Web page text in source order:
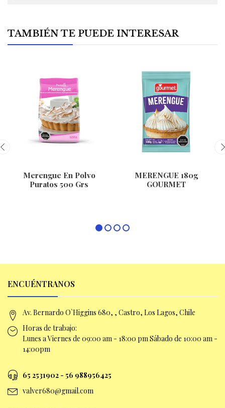
TAMBIÉN TE PUEDE INTERESAR
Merengue En Polvo
Puratos 500 Grs
MERENGUE 180g
GOURMET
ENCUÉNTRANOS
Av. Bernardo O`Higgins 680, , Castro, Los Lagos, Chile
Horas de trabajo:
Lunes a Viernes de 09:00 am - 18:00 pm Sábado de 10:00 am -
14:00pm
65 2531902 - 56 988956425
valver680@gmail.com